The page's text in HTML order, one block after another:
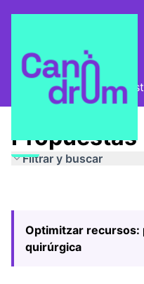
Pla Estratègic
Propuestas
Filtrar y buscar
Optimitzar recursos:
quirúrgica